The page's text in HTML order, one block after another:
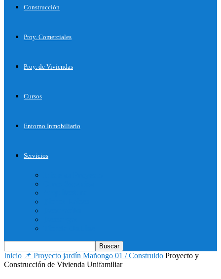
Construcción
Proy. Comerciales
Proy. de Viviendas
Cursos
Entorno Inmobiliario
Servicios
Inicio 📌 Proyecto jardín Mañongo 01 / Construido Proyecto y
Construcción de Vivienda Unifamiliar